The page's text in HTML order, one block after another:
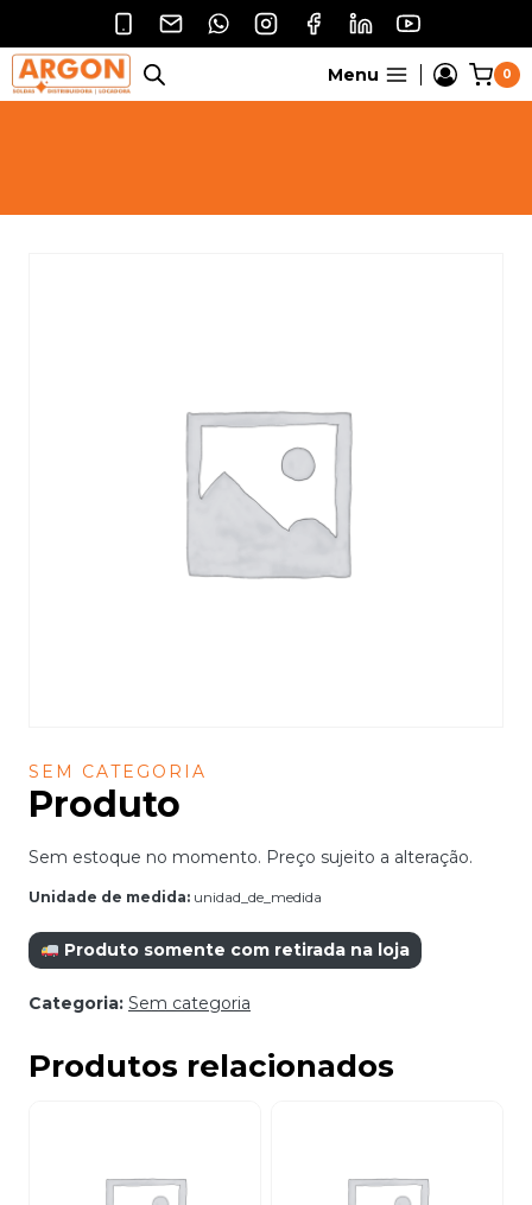
o
Conteúdo
Menu 0
SEM CATEGORIA
Produto
Sem estoque no momento. Preço sujeito a alteração.
Unidade de medida: unidad_de_medida
Produto somente com retirada na loja
Categoria: Sem categoria
Produtos relacionados